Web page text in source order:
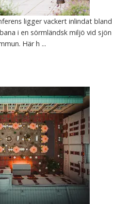
ligger vackert inlindat bland
i en sörmländsk miljö vid sjön
Här h ...